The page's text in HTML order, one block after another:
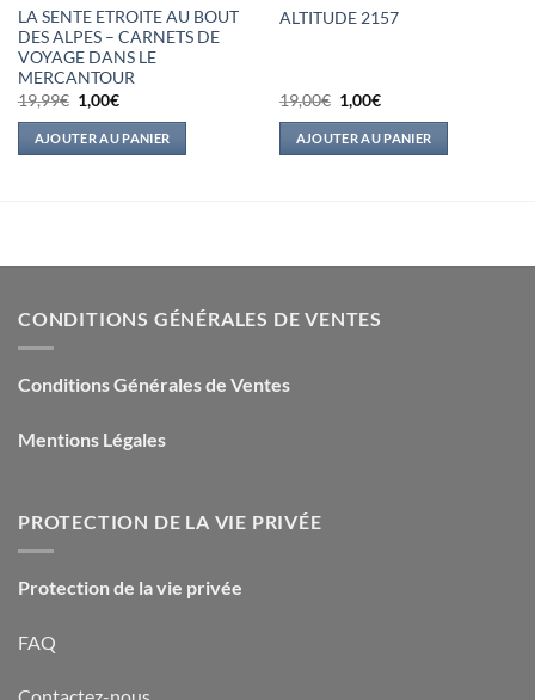
LA SENTE ETROITE AU BOUT
DES ALPES – CARNETS DE
VOYAGE DANS LE
MERCANTOUR
19,99€ Le
prix
initial
était :
19,99€.
1,00€Le
actuel
est :
1,00€.
AJOUTER AU PANIER
ALTITUDE 2157
19,00€ Le
prix
initial
était :
19,00€.
1,00€Le
actuel
est :
1,00€.
AJOUTER AU PANIER
CONDITIONS GÉNÉRALES DE VENTES
Conditions Générales de Ventes
Mentions Légales
PROTECTION DE LA VIE PRIVÉE
Protection de la vie privée
FAQ